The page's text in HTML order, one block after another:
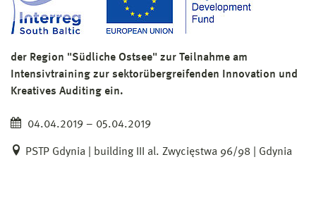
der Region "Südliche Ostsee" zur Teilnahme am
Intensivtraining zur sektorübergreifenden Innovation und
Kreatives Auditing ein.
04.04.2019 – 05.04.2019
PSTP Gdynia | building III al. Zwycięstwa 96/98 | Gdynia